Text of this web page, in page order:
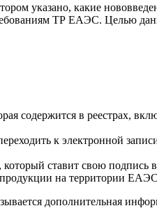
указано, какие
ТР ЕАЭС. Целью
содержится в реестрах,
к электронной
ставит свою подпись
на территории ЕАЭС
дополнительная